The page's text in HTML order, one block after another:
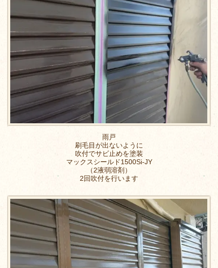
雨戸
刷毛目が出ないように
吹付でサビ止めを塗装
マックスシールド1500Si-JY
（2液弱溶剤）
2回吹付を行います